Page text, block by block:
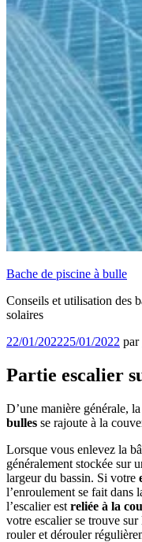
Bache de piscine à bulle
Conseils et utilisation des
solaires
Publié
22/01/202225/01/2022 par
Partie escalier
D’une manière générale, la
bulles se rajoute à la
Lorsque vous enlevez la
généralement stockée sur
largeur du bassin. Si votre
l’enroulement se fait dans
l’escalier est reliée à la
votre escalier se trouve
rouler et dérouler